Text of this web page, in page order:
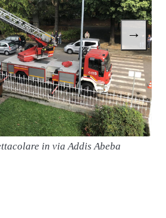
in via Addis Abeba
→